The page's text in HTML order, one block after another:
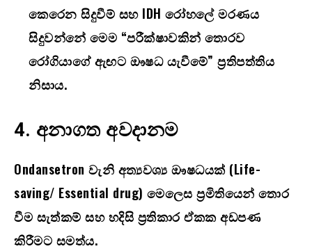
කෙරෙන සිදුවීම් සහ IDH රෝහලේ මරණය
සිදුවන්නේ මෙම “පරීක්ෂාවකින් තොරව
රෝගියාගේ ඇඟට ඖෂධ යැවීමේ” ප්‍රතිපත්තිය
නිසාය.
4. අනාගත අවදානම
Ondansetron වැනි අත්‍යවශ්‍ය ඖෂධයක් (Life-
saving/ Essential drug) මෙලෙස ප්‍රමිතියෙන් තොර
වීම සැත්කම් සහ හදිසි ප්‍රතිකාර ඒකක අඩපණ
කිරීමට සමත්ය.